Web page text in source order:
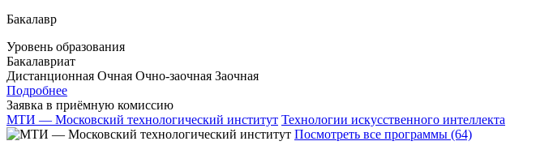
Бакалавр
Уровень образования
Бакалавриат
Дистанционная Очная Очно-заочная Заочная
Подробнее
Заявка в приёмную комиссию
МТИ — Московский технологический институт Технологии искусственного интеллекта
Посмотреть все программы (64)